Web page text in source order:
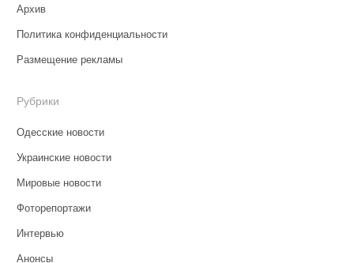
Архив
Политика конфиденциальности
Размещение рекламы
Рубрики
Одесские новости
Украинские новости
Мировые новости
Фоторепортажи
Интервью
Анонсы